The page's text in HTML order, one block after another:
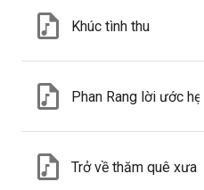
Khúc tình thu
Phan Rang lời ước hẹn
Trở về thăm quê xưa